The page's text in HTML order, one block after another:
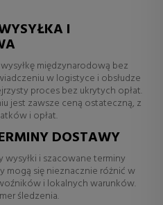
I
międzynarodową bez
w logistyce i obsłudze
proces bez ukrytych opłat.
jest zawsze ceną ostateczną, z
i opłat.
DOSTAWY
i szacowane terminy
mogą się nieznacznie różnić w
i lokalnych warunków.
śledzenia.